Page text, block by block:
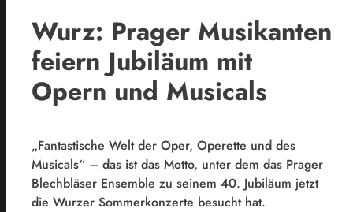
Wurz: Prager Musikanten
feiern Jubiläum mit
Opern und Musicals
„Fantastische Welt der Oper, Operette und des
Musicals“ – das ist das Motto, unter dem das Prager
Blechbläser Ensemble zu seinem 40. Jubiläum jetzt
die Wurzer Sommerkonzerte besucht hat.